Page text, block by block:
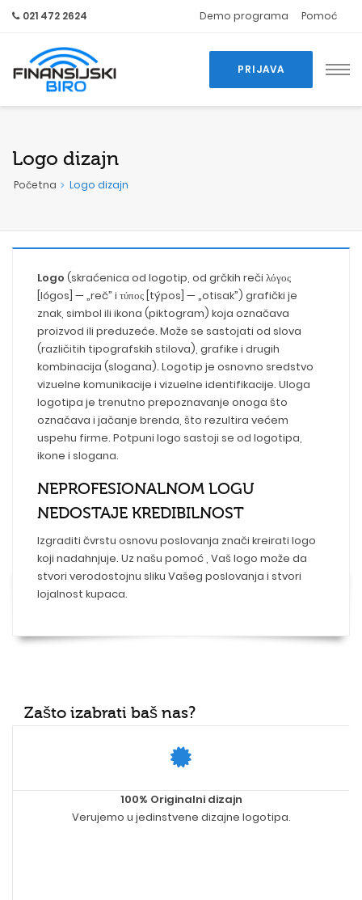
021 472 2624 Demo programa Pomoć
PRIJAVA
Logo dizajn
Početna Logo dizajn
Logo (skraćenica od logotip, od grčkih reči λόγος
[lógos] — „reč” i τύπος [týpos] — „otisak”) grafički je
znak, simbol ili ikona (piktogram) koja označava
proizvod ili preduzeće. Može se sastojati od slova
(različitih tipografskih stilova), grafike i drugih
kombinacija (slogana). Logotip je osnovno sredstvo
vizuelne komunikacije i vizuelne identifikacije. Uloga
logotipa je trenutno prepoznavanje onoga što
označava i jačanje brenda, što rezultira većem
uspehu firme. Potpuni logo sastoji se od logotipa,
ikone i slogana.
NEPROFESIONALNOM LOGU
NEDOSTAJE KREDIBILNOST
Izgraditi čvrstu osnovu poslovanja znači kreirati logo
koji nadahnjuje. Uz našu pomoć , Vaš logo može da
stvori verodostojnu sliku Vašeg poslovanja i stvori
lojalnost kupaca.
Zašto izabrati baš nas?
100% Originalni dizajn
Verujemo u jedinstvene dizajne logotipa.